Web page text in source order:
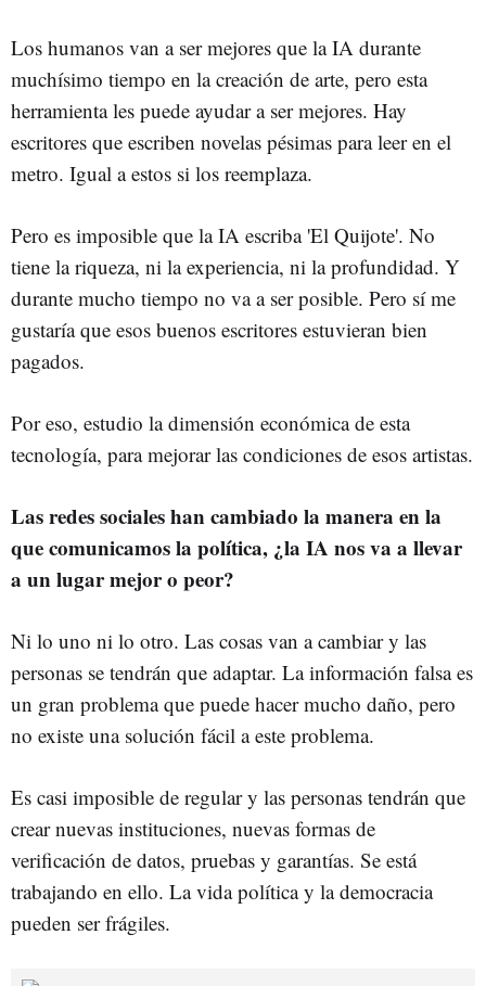
Los humanos van a ser mejores que la IA durante
muchísimo tiempo en la creación de arte, pero esta
herramienta les puede ayudar a ser mejores. Hay
escritores que escriben novelas pésimas para leer en el
metro. Igual a estos si los reemplaza.
Pero es imposible que la IA escriba 'El Quijote'. No
tiene la riqueza, ni la experiencia, ni la profundidad. Y
durante mucho tiempo no va a ser posible. Pero sí me
gustaría que esos buenos escritores estuvieran bien
pagados.
Por eso, estudio la dimensión económica de esta
tecnología, para mejorar las condiciones de esos artistas.
Las redes sociales han cambiado la manera en la
que comunicamos la política, ¿la IA nos va a llevar
a un lugar mejor o peor?
Ni lo uno ni lo otro. Las cosas van a cambiar y las
personas se tendrán que adaptar. La información falsa es
un gran problema que puede hacer mucho daño, pero
no existe una solución fácil a este problema.
Es casi imposible de regular y las personas tendrán que
crear nuevas instituciones, nuevas formas de
verificación de datos, pruebas y garantías. Se está
trabajando en ello. La vida política y la democracia
pueden ser frágiles.